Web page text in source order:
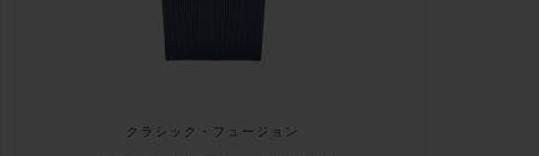
クラシック・フュージョン